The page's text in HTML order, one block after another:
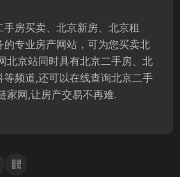
房买卖、北京新房、北京租
的专业房产网站，可为您买卖北
北京站同时具有北京二手房、北
频道,还可以在线查询北京二手
家网,让房产交易不再难.